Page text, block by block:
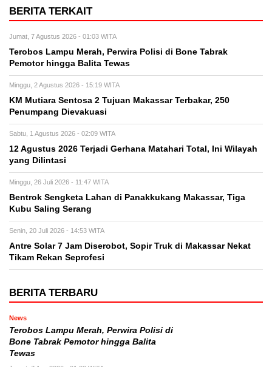
BERITA TERKAIT
Jumat, 7 Agustus 2026 - 01:03 WITA
Terobos Lampu Merah, Perwira Polisi di Bone Tabrak
Pemotor hingga Balita Tewas
Minggu, 2 Agustus 2026 - 15:19 WITA
KM Mutiara Sentosa 2 Tujuan Makassar Terbakar, 250
Penumpang Dievakuasi
Sabtu, 1 Agustus 2026 - 02:09 WITA
12 Agustus 2026 Terjadi Gerhana Matahari Total, Ini Wilayah
yang Dilintasi
Minggu, 26 Juli 2026 - 11:47 WITA
Bentrok Sengketa Lahan di Panakkukang Makassar, Tiga
Kubu Saling Serang
Senin, 20 Juli 2026 - 14:53 WITA
Antre Solar 7 Jam Diserobot, Sopir Truk di Makassar Nekat
Tikam Rekan Seprofesi
BERITA TERBARU
News
Terobos Lampu Merah, Perwira Polisi di
Bone Tabrak Pemotor hingga Balita
Tewas